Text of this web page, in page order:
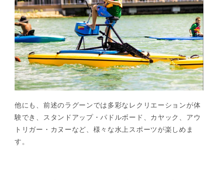
他にも、前述のラグーンでは多彩なレクリエーションが体
験でき、スタンドアップ・パドルボード、カヤック、アウ
トリガー・カヌーなど、様々な水上スポーツが楽しめま
す。